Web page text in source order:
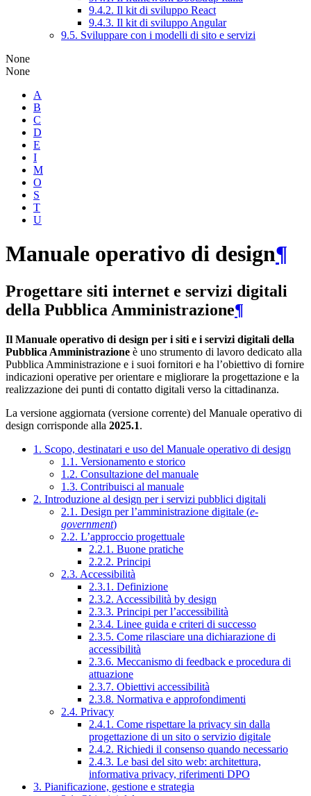
9.4.2. Il kit di sviluppo React
9.4.3. Il kit di sviluppo Angular
9.5. Sviluppare con i modelli di sito e servizi
None
None
A
B
C
D
E
I
M
O
S
T
U
Manuale operativo di design¶
Progettare siti internet e servizi digitali
della Pubblica Amministrazione¶
Il Manuale operativo di design per i siti e i servizi digitali della
Pubblica Amministrazione è uno strumento di lavoro dedicato alla
Pubblica Amministrazione e i suoi fornitori e ha l’obiettivo di fornire
indicazioni operative per orientare e migliorare la progettazione e la
realizzazione dei punti di contatto digitali verso la cittadinanza.
La versione aggiornata (versione corrente) del Manuale operativo di
design corrisponde alla 2025.1.
1. Scopo, destinatari e uso del Manuale operativo di design
1.1. Versionamento e storico
1.2. Consultazione del manuale
1.3. Contribuisci al manuale
2. Introduzione al design per i servizi pubblici digitali
2.1. Design per l’amministrazione digitale (e-
government)
2.2. L’approccio progettuale
2.2.1. Buone pratiche
2.2.2. Principi
2.3. Accessibilità
2.3.1. Definizione
2.3.2. Accessibilità by design
2.3.3. Principi per l’accessibilità
2.3.4. Linee guida e criteri di successo
2.3.5. Come rilasciare una dichiarazione di
accessibilità
2.3.6. Meccanismo di feedback e procedura di
attuazione
2.3.7. Obiettivi accessibilità
2.3.8. Normativa e approfondimenti
2.4. Privacy
2.4.1. Come rispettare la privacy sin dalla
progettazione di un sito o servizio digitale
2.4.2. Richiedi il consenso quando necessario
2.4.3. Le basi del sito web: architettura,
informativa privacy, riferimenti DPO
3. Pianificazione, gestione e strategia